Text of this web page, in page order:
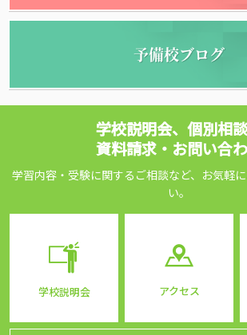
予備校ブログ
学校説明会、個別相談
資料請求・お問い合
学習内容・受験に関するご相談など、お気軽
い。
学校説明会 アクセス